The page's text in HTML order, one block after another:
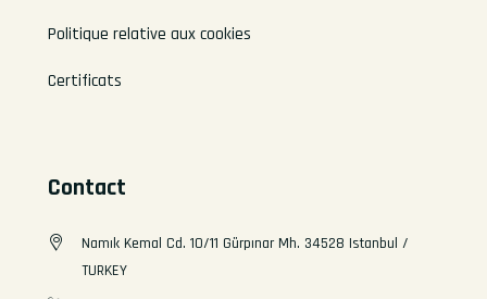
Politique relative aux cookies
Certificats
Contact
Namık Kemal Cd. 10/11 Gürpınar Mh. 34528 Istanbul /
TURKEY